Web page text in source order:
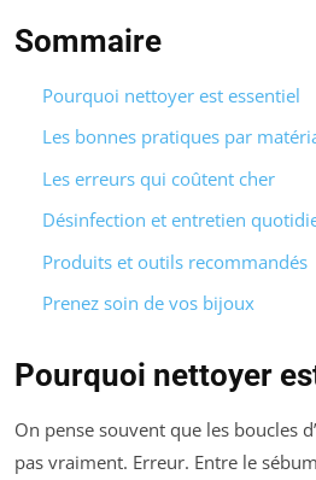
Sommaire
Pourquoi nettoyer est essentiel
Les bonnes pratiques par
Les erreurs qui coûtent cher
Désinfection et entretien
Produits et outils recommandés
Prenez soin de vos bijoux
Pourquoi nettoyer
On pense souvent que les boucles
pas vraiment. Erreur. Entre le